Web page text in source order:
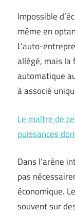
Impossible
même en
L’auto-
allégé, mais la
automatique
à associé
Le maître de
puissances
Dans l’arène
pas
économique.
souvent sur